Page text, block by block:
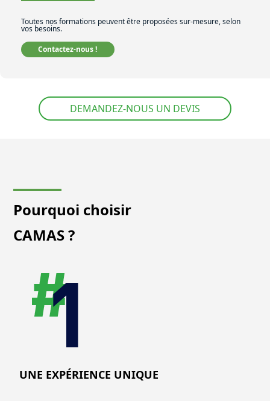
Toutes nos formations peuvent être proposées sur-mesure, selon
vos besoins.
Contactez-nous !
DEMANDEZ-NOUS UN DEVIS
Pourquoi choisir
CAMAS ?
UNE EXPÉRIENCE UNIQUE